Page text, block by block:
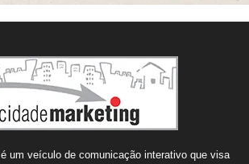
um veículo de comunicação interativo que visa